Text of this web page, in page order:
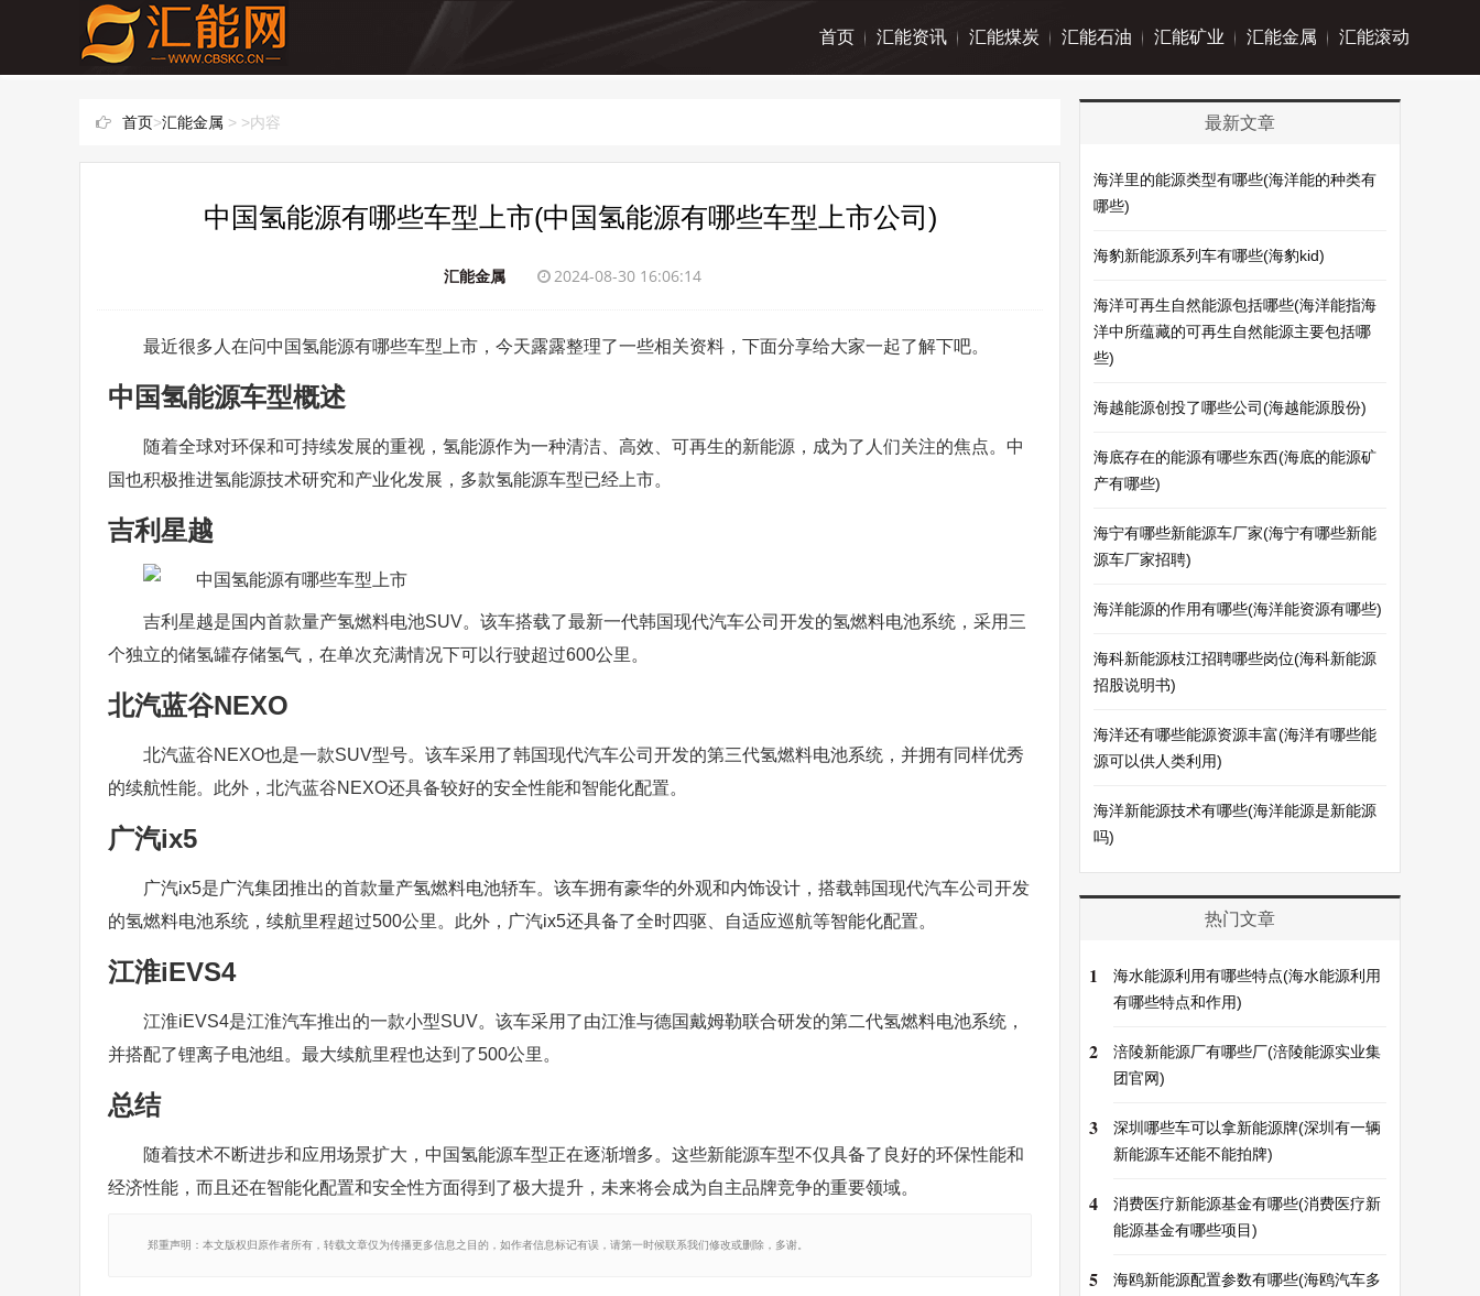
首页 汇能资讯 汇能煤炭 汇能石油 汇能矿业 汇能金属 汇能滚动
首页>汇能金属 > >内容
中国氢能源有哪些车型上市(中国氢能源有哪些车型上市公司)
汇能金属 2024-08-30 16:06:14
最近很多人在问中国氢能源有哪些车型上市，今天露露整理了一些相关资料，下面分享给大家一起了解下吧。
中国氢能源车型概述
随着全球对环保和可持续发展的重视，氢能源作为一种清洁、高效、可再生的新能源，成为了人们关注的焦点。中
国也积极推进氢能源技术研究和产业化发展，多款氢能源车型已经上市。
吉利星越
吉利星越是国内首款量产氢燃料电池SUV。该车搭载了最新一代韩国现代汽车公司开发的氢燃料电池系统，采用三
个独立的储氢罐存储氢气，在单次充满情况下可以行驶超过600公里。
北汽蓝谷NEXO
北汽蓝谷NEXO也是一款SUV型号。该车采用了韩国现代汽车公司开发的第三代氢燃料电池系统，并拥有同样优秀
的续航性能。此外，北汽蓝谷NEXO还具备较好的安全性能和智能化配置。
广汽ix5
广汽ix5是广汽集团推出的首款量产氢燃料电池轿车。该车拥有豪华的外观和内饰设计，搭载韩国现代汽车公司开发
的氢燃料电池系统，续航里程超过500公里。此外，广汽ix5还具备了全时四驱、自适应巡航等智能化配置。
江淮iEVS4
江淮iEVS4是江淮汽车推出的一款小型SUV。该车采用了由江淮与德国戴姆勒联合研发的第二代氢燃料电池系统，
并搭配了锂离子电池组。最大续航里程也达到了500公里。
总结
随着技术不断进步和应用场景扩大，中国氢能源车型正在逐渐增多。这些新能源车型不仅具备了良好的环保性能和
经济性能，而且还在智能化配置和安全性方面得到了极大提升，未来将会成为自主品牌竞争的重要领域。
郑重声明：本文版权归原作者所有，转载文章仅为传播更多信息之目的，如作者信息标记有误，请第一时候联系我们修改或删除，多谢。
最新文章
海洋里的能源类型有哪些(海洋能的种类有
哪些)
海豹新能源系列车有哪些(海豹kid)
海洋可再生自然能源包括哪些(海洋能指海
洋中所蕴藏的可再生自然能源主要包括哪
些)
海越能源创投了哪些公司(海越能源股份)
海底存在的能源有哪些东西(海底的能源矿
产有哪些)
海宁有哪些新能源车厂家(海宁有哪些新能
源车厂家招聘)
海洋能源的作用有哪些(海洋能资源有哪些)
海科新能源枝江招聘哪些岗位(海科新能源
招股说明书)
海洋还有哪些能源资源丰富(海洋有哪些能
源可以供人类利用)
海洋新能源技术有哪些(海洋能源是新能源
吗)
热门文章
1
海水能源利用有哪些特点(海水能源利用
有哪些特点和作用)
2
涪陵新能源厂有哪些厂(涪陵能源实业集
团官网)
3
深圳哪些车可以拿新能源牌(深圳有一辆
新能源车还能不能拍牌)
4
消费医疗新能源基金有哪些(消费医疗新
能源基金有哪些项目)
5
海鸥新能源配置参数有哪些(海鸥汽车多